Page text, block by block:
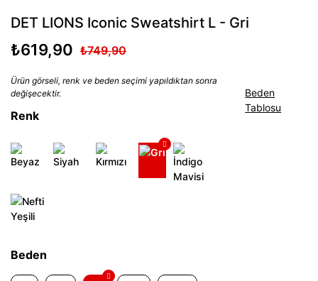
DET LIONS Iconic Sweatshirt L - Gri
₺619,90 ₺749,90
Ürün görseli, renk ve beden seçimi yapıldıktan sonra
değişecektir.
Renk
Beden
Beden
Tablosu